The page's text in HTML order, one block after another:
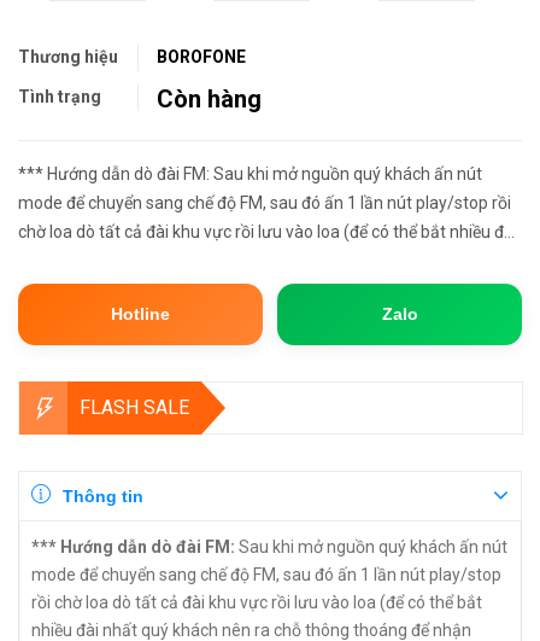
Thương hiệu BOROFONE
Tình trạng Còn hàng
*** Hướng dẫn dò đài FM: Sau khi mở nguồn quý khách ấn nút
mode để chuyển sang chế độ FM, sau đó ấn 1 lần nút play/stop rồi
chờ loa dò tất cả đài khu vực rồi lưu vào loa (để có thể bắt nhiều đài
Hotline Zalo
FLASH SALE
Thông tin
*** Hướng dẫn dò đài FM: Sau khi mở nguồn quý khách ấn nút
mode để chuyển sang chế độ FM, sau đó ấn 1 lần nút play/stop
rồi chờ loa dò tất cả đài khu vực rồi lưu vào loa (để có thể bắt
nhiều đài nhất quý khách nên ra chỗ thông thoáng để nhận